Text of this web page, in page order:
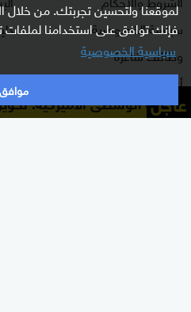
لموقعنا ولتحسين تجربتك. من خلال
فإنك توافق على استخدامنا لملفات
سياسية الخصوصية
موافق
سياسة الخصوصية
وظائف شاغرة
أعلن معنا
شاركنا برأيك
عاجل
الوسطى الأميركية: تحويل مسار 53 سفينة وتعطيل سفينتين وتفتيش اثنتين منذ بدء